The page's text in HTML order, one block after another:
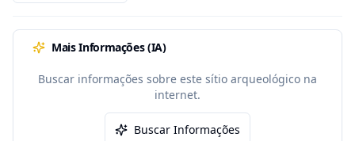
Mais Informações (IA)
Buscar informações sobre este sítio arqueológico na
internet.
Buscar Informações